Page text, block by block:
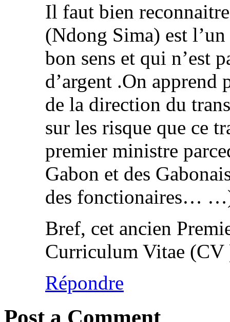
Il faut bien
(Ndong Sima) est l’un
bon sens et qui n’est
d’argent .On
de la direction du
sur les risque que ce
premier ministre
Gabon et des
des fonctionaires…
Bref, cet ancien
Curriculum Vitae (CV
Répondre
Post a Comment